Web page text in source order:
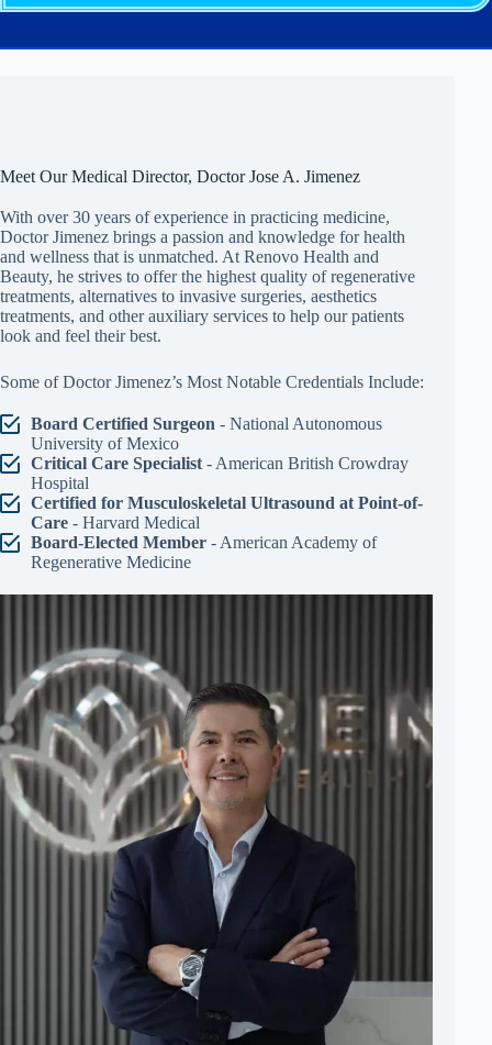
Meet Our Medical Director, Doctor Jose A. Jimenez
With over 30 years of experience in practicing medicine,
Doctor Jimenez brings a passion and knowledge for health
and wellness that is unmatched. At Renovo Health and
Beauty, he strives to offer the highest quality of regenerative
treatments, alternatives to invasive surgeries, aesthetics
treatments, and other auxiliary services to help our patients
look and feel their best.
Some of Doctor Jimenez’s Most Notable Credentials Include:
Board Certified Surgeon - National Autonomous
University of Mexico
Critical Care Specialist- American British Crowdray
Hospital
Certified for Musculoskeletal Ultrasound at Point-of-
Care- Harvard Medical
Board-Elected Member- American Academy of
Regenerative Medicine